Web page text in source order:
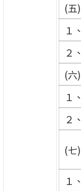
(五)
１、
２、
(六)
１、
２、
(七)
１、